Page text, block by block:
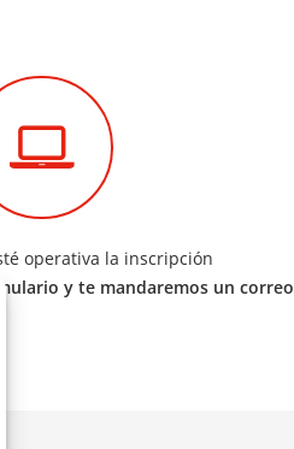
operativa la inscripción
y te mandaremos un correo